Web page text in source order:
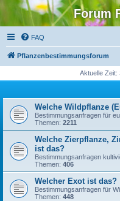
Forum
FAQ
Pflanzenbestimmungsforum
Aktuelle Zeit:
Welche Wildpflanze
Bestimmungsanfragen für
Themen: 2211
Welche Zierpflanze,
ist das?
Bestimmungsanfragen
Themen: 406
Welcher Exot ist das?
Bestimmungsanfragen für
Themen: 448